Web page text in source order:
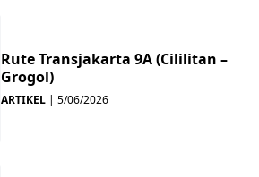
Rute Transjakarta 9A (Cililitan –
Grogol)
ARTIKEL | 5/06/2026